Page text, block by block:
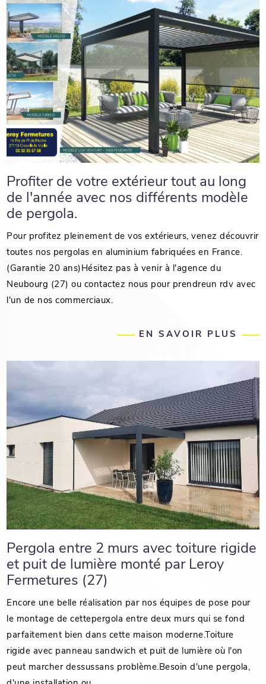
Profiter de votre extérieur tout au long
de l'année avec nos différents modèle
de pergola.
Pour profitez pleinement de vos extérieurs, venez découvrir
toutes nos pergolas en aluminium fabriquées en France.
(Garantie 20 ans)Hésitez pas à venir à l'agence du
Neubourg (27) ou contactez nous pour prendreun rdv avec
l'un de nos commerciaux.
EN SAVOIR PLUS
Pergola entre 2 murs avec toiture rigide
et puit de lumière monté par Leroy
Fermetures (27)
Encore une belle réalisation par nos équipes de pose pour
le montage de cettepergola entre deux murs qui se fond
parfaitement bien dans cette maison moderne.Toiture
rigide avec panneau sandwich et puit de lumière où l'on
peut marcher dessussans problème.Besoin d'une pergola,